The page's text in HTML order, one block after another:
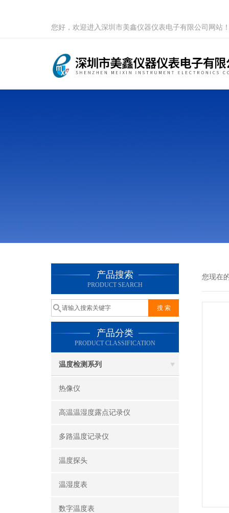
您好，欢迎进入深圳市美鑫仪器仪表电子有限公司网站
产品搜索
PRODUCT SEARCH
产品分类
PRODUCT CLASSIFICATION
温度检测系列
热像仪
高温温湿度露点记录仪
多路温度记录仪
温度探头
温湿度表
数字温度表
您现在